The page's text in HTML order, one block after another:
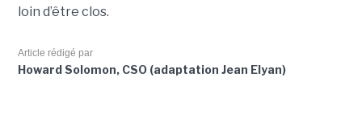
loin d’être clos.
Article rédigé par
Howard Solomon, CSO (adaptation Jean Elyan)